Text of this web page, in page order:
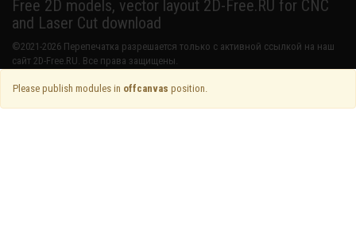
Free 2D models, vector layout 2D-Free.RU for CNC
and Laser Cut download
©2021-2026 Перепечатка разрешается только с активной ссылкой на наш
сайт 2D-Free.RU. Все права защищены.
Please publish modules in offcanvas position.